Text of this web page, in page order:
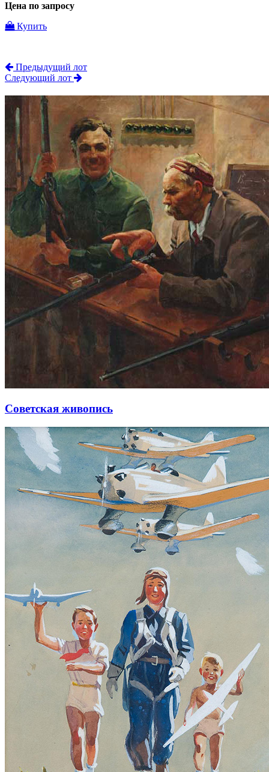
Цена по запросу
Купить
Предыдущий лот
Следующий лот
Советская живопись